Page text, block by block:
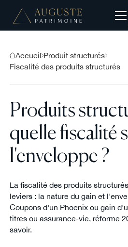
Accueil Produit structurés
Fiscalité des produits structurés
Produits
quelle fiscalité
l'enveloppe ?
La fiscalité des produits
leviers : la nature du gain et
Coupons d'un Phoenix ou gain
titres ou assurance-vie, réforme
savoir.